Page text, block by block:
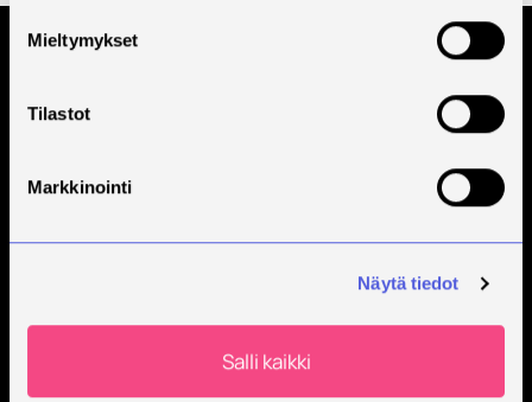
Mieltymykset
Tilastot
Markkinointi
Näytä tiedot
Salli kaikki
Savonia is an international, work-life-oriented
university of applied sciences that educates,
researches, develops, and innovates.